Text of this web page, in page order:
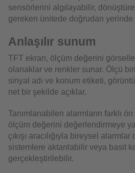
sensörlerini algılayabilir,
gereken ünitede doğrudan
Anlaşılır sunum
TFT ekran, ölçüm değerini
olanaklar ve renkler sunar. Ölçü
sinyal adı ve konum etiketi,
net bir şekilde açıklar.
Tanımlanabilen alarmların farklı
ölçüm değerini değerlendirmeye
çıkışı aracılığıyla bireysel
sistemlere aktarılabilir veya basit
gerçekleştirilebilir.